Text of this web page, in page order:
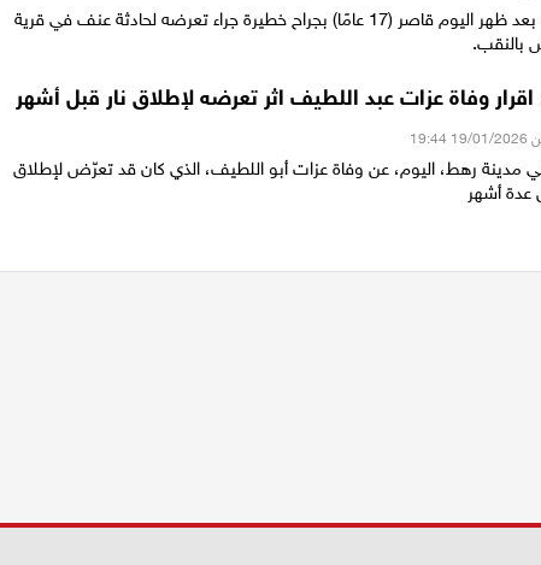
أصيب بعد ظهر اليوم قاصر (17 عامًا) بجراح خطيرة جراء تعرضه لحادثة عنف في قرية
بالنقب.
وفاة عزات عبد اللطيف اثر تعرضه لإطلاق نار قبل أشهر
مدينة رهط، اليوم، عن وفاة عزات أبو اللطيف، الذي كان قد تعرّض لإطلاق
عدة أشهر